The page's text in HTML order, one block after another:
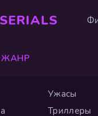
SERIALS
ЖАНР
Ужасы
Триллеры